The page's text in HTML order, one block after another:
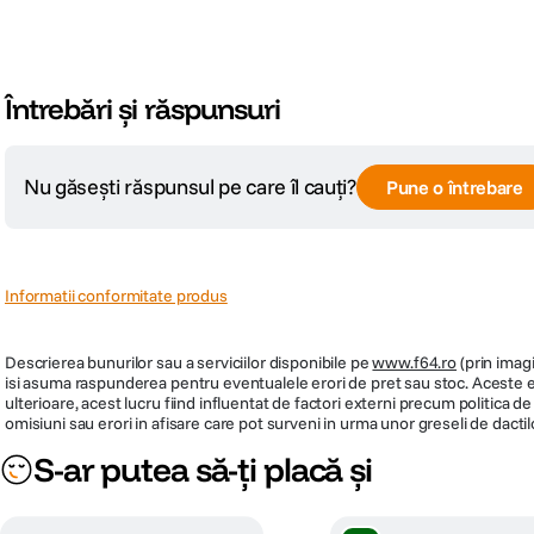
Dimensiuni 355.8 x 259.7 x 19.95 mm
Culoare
Format display QHD+
Finisaj display anti-glare
Tehnologie display IPS, Rata de refresh 240 Hz,
Întrebări și răspunsuri
Nu găsești răspunsul pe care îl cauți? Pune o întrebare
Informatii conformitate produs
Descrierea bunurilor sau a serviciilor disponibile pewww.f64.ro(prin
isi asuma raspunderea pentru eventualele erori de pret sau stoc.
ulterioare, acest lucru fiind influentat de factori externi precum politica
omisiuni sau erori in afisare care pot surveni in urma unor greseli de
S-ar putea să-ți placă și